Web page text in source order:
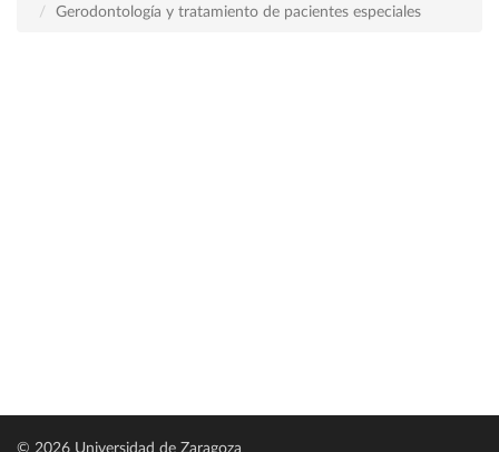
Gerodontología y tratamiento de pacientes especiales
© 2026 Universidad de Zaragoza